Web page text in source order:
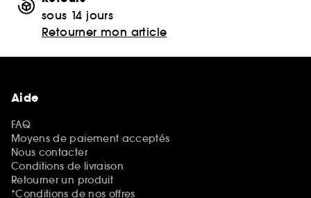
sous 14 jours
Retourner mon article
Aide
FAQ
Moyens de paiement acceptés
Nous contacter
Conditions de livraison
Retourner un produit
*Conditions de nos offres